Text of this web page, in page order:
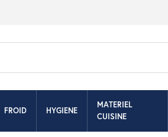
FROID HYGIENE
MATERIEL
CUISINE